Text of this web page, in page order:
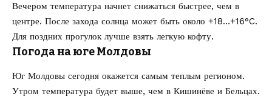
Вечером температура начнет снижаться быстрее, чем в
центре. После захода солнца может быть около +18…+16°C.
Для поздних прогулок лучше взять легкую кофту.
Погода на юге Молдовы
Юг Молдовы сегодня окажется самым теплым регионом.
Утром температура будет выше, чем в Кишинёве и Бельцах.